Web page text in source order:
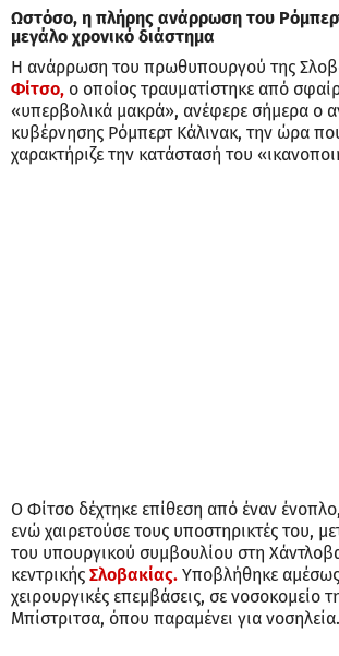
Ωστόσο, η πλήρης ανάρρωση του
μεγάλο χρονικό διάστημα
Η ανάρρωση του πρωθυπουργού της
Φίτσο, ο οποίος τραυματίστηκε από
«υπερβολικά μακρά», ανέφερε σήμερα ο
κυβέρνησης Ρόμπερτ Κάλινακ, την ώρα
χαρακτήριζε την κατάστασή του
Ο Φίτσο δέχτηκε επίθεση από έναν
ενώ χαιρετούσε τους υποστηρικτές του,
του υπουργικού συμβουλίου στη
κεντρικής Σλοβακίας. Υποβλήθηκε
χειρουργικές επεμβάσεις, σε νοσοκομείο
Μπίστριτσα, όπου παραμένει για νοσηλεία.